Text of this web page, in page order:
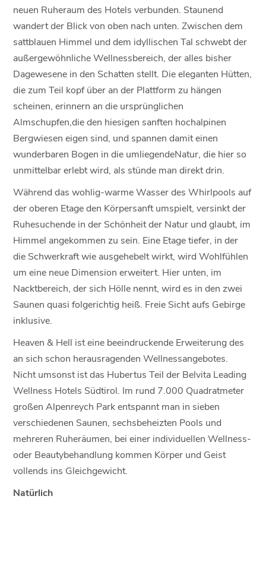
neuen Ruheraum des Hotels verbunden. Staunend
wandert der Blick von oben nach unten. Zwischen dem
sattblauen Himmel und dem idyllischen Tal schwebt der
außergewöhnliche Wellnessbereich, der alles bisher
Dagewesene in den Schatten stellt. Die eleganten Hütten,
die zum Teil kopf über an der Plattform zu hängen
scheinen, erinnern an die ursprünglichen
Almschupfen,die den hiesigen sanften hochalpinen
Bergwiesen eigen sind, und spannen damit einen
wunderbaren Bogen in die umliegendeNatur, die hier so
unmittelbar erlebt wird, als stünde man direkt drin.
Während das wohlig-warme Wasser des Whirlpools auf
der oberen Etage den Körpersanft umspielt, versinkt der
Ruhesuchende in der Schönheit der Natur und glaubt, im
Himmel angekommen zu sein. Eine Etage tiefer, in der
die Schwerkraft wie ausgehebelt wirkt, wird Wohlfühlen
um eine neue Dimension erweitert. Hier unten, im
Nacktbereich, der sich Hölle nennt, wird es in den zwei
Saunen quasi folgerichtig heiß. Freie Sicht aufs Gebirge
inklusive.
Heaven & Hell ist eine beeindruckende Erweiterung des
an sich schon herausragenden Wellnessangebotes.
Nicht umsonst ist das Hubertus Teil der Belvita Leading
Wellness Hotels Südtirol. Im rund 7.000 Quadratmeter
großen Alpenreych Park entspannt man in sieben
verschiedenen Saunen, sechsbeheizten Pools und
mehreren Ruheräumen, bei einer individuellen Wellness-
oder Beautybehandlung kommen Körper und Geist
vollends ins Gleichgewicht.
Natürlich